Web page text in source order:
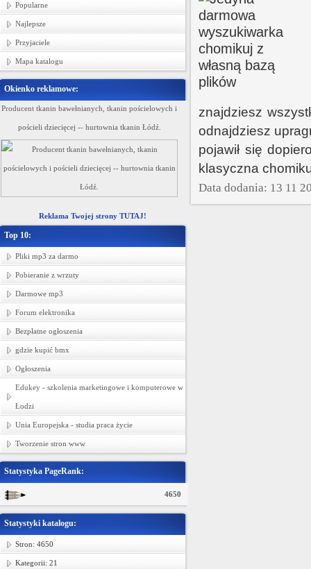
Popularne
Najlepsze
Przyjaciele
Mapa katalogu
Okienko reklamowe:
Producent tkanin bawełnianych, tkanin pościelowych i
pościeli dziecięcej -- hurtownia tkanin Łódź.
Ministerstwo Gadżetów
Reklama Twojej strony TUTAJ!
Top 10:
Pliki mp3 za darmo
Pobieranie z wrzuty
Darmowe mp3
Forum elektronika
Bezpłatne ogłoszenia
gdzie kupić bmx
Ogłoszenia
Edukey - szkolenia marketingowe i komputerowe w
Łodzi
Unia Europejska - studia praca życie
Tworzenie stron www
Statystyka PageRank:
4650
Statystyki katalogu:
Stron: 4650
Kategorii: 21
znajdziesz
odnajdziesz
pojawił się
klasyczna
Data dodania: 13 11